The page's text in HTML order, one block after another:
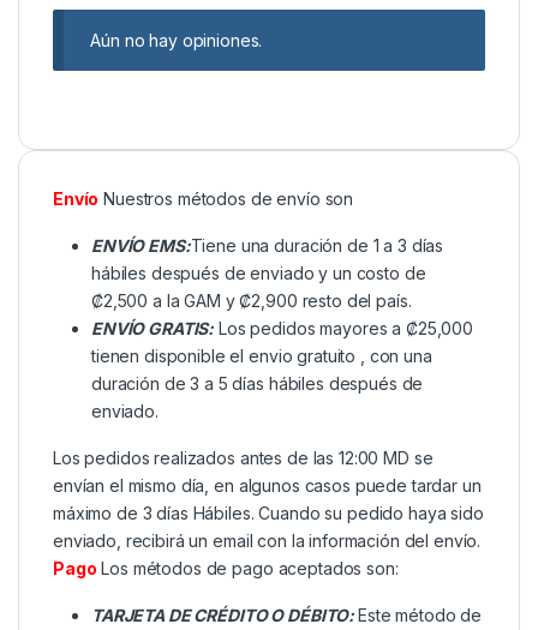
Aún no hay opiniones.
Envío Nuestros métodos de envío son
ENVÍO EMS:Tiene una duración de 1 a 3 días
hábiles después de enviado y un costo de
₡2,500 a la GAM y ₡2,900 resto del país.
ENVÍO GRATIS: Los pedidos mayores a ₡25,000
tienen disponible el envio gratuito , con una
duración de 3 a 5 días hábiles después de
enviado.
Los pedidos realizados antes de las 12:00 MD se
envían el mismo día, en algunos casos puede tardar un
máximo de 3 días Hábiles. Cuando su pedido haya sido
enviado, recibirá un email con la información del envío.
Pago Los métodos de pago aceptados son:
TARJETA DE CRÉDITO O DÉBITO:Este método de